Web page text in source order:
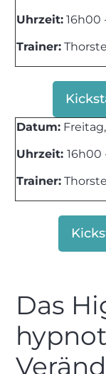
Uhrzeit: 16h00
Trainer:
Datum:
Uhrzeit: 16h00
Trainer:
Das